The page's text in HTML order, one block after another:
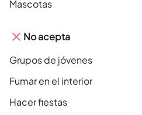
Mascotas
No acepta
Grupos de jóvenes
Fumar en el interior
Hacer fiestas